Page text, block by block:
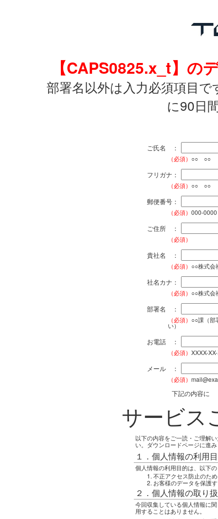
【CAPS0825.x_t】の
部署名以外は入力必須項目
に90日
ご氏名 ：
（必須） ○○ ○○
フリガナ：
（必須） ○○ ○○
郵便番号：
（必須） 000-0000
ご住所 ：
（必須）
貴社名 ：
（必須） ○○株式会
社名カナ：
（必須） ○○株式会
部署名 ：
（必須） ○○課（部
い）
お電話 ：
（必須） XXXX-
メール ：
（必須）
下記の内容に
サービス
以下の内容をご一読・ご理解
い。ダウンロードページに進
１．個人情報の利用
個人情報の利用目的は、以下
不正アクセス防止のため
お客様のデータを保護
２．個人情報の取り
今回収集している個人情報に
用することはありません。